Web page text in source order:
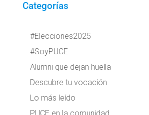
Categorías
#Elecciones2025
#SoyPUCE
Alumni que dejan huella
Descubre tu vocación
Lo más leído